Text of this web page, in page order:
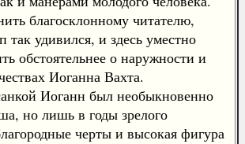
благосклонному читателю,
так удивился, и здесь уместно
обстоятельнее о наружности и
Иоганна Вахта.
Иоганн был необыкновенно
но лишь в годы зрелого
черты и высокая фигура